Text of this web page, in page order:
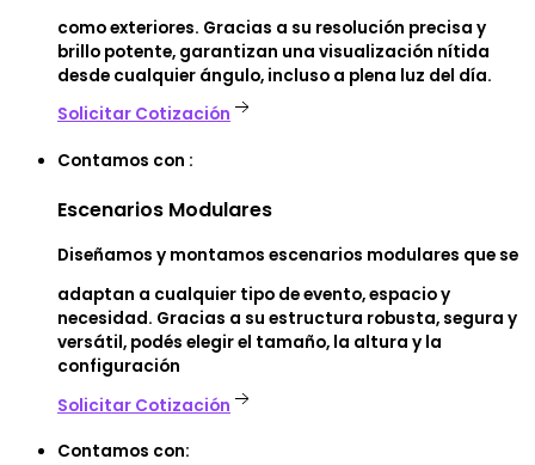
como exteriores. Gracias a su resolución precisa y
brillo potente, garantizan una visualización nítida
desde cualquier ángulo, incluso a plena luz del día.
Solicitar Cotización
Contamos con :
Escenarios Modulares
Diseñamos y montamos escenarios modulares que se
adaptan a cualquier tipo de evento, espacio y
necesidad. Gracias a su estructura robusta, segura y
versátil, podés elegir el tamaño, la altura y la
configuración
Solicitar Cotización
Contamos con: